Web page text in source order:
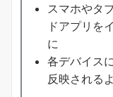
スマホやタ
ドアプリを
に
各デバイス
反映される